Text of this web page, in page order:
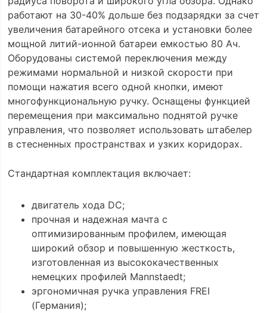
работают на 30-40% дольше без подзарядки за счет
увеличения батарейного отсека и установки более
мощной литий-ионной батареи емкостью 80 Ач.
Оборудованы системой переключения между
режимами нормальной и низкой скорости при
помощи нажатия всего одной кнопки, имеют
многофункциональную ручку. Оснащены функцией
перемещения при максимально поднятой ручке
управления, что позволяет использовать штабелер
в стесненных пространствах и узких коридорах.
Стандартная комплектация включает:
двигатель хода DC;
прочная и надежная мачта с
оптимизированным профилем, имеющая
широкий обзор и повышенную жесткость,
изготовленная из высококачественных
немецких профилей Mannstaedt;
эргономичная ручка управления FREI
(Германия);